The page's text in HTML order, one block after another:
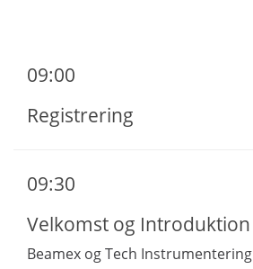
09:00
Registrering
09:30
Velkomst og Introduktion
Beamex og Tech Instrumentering